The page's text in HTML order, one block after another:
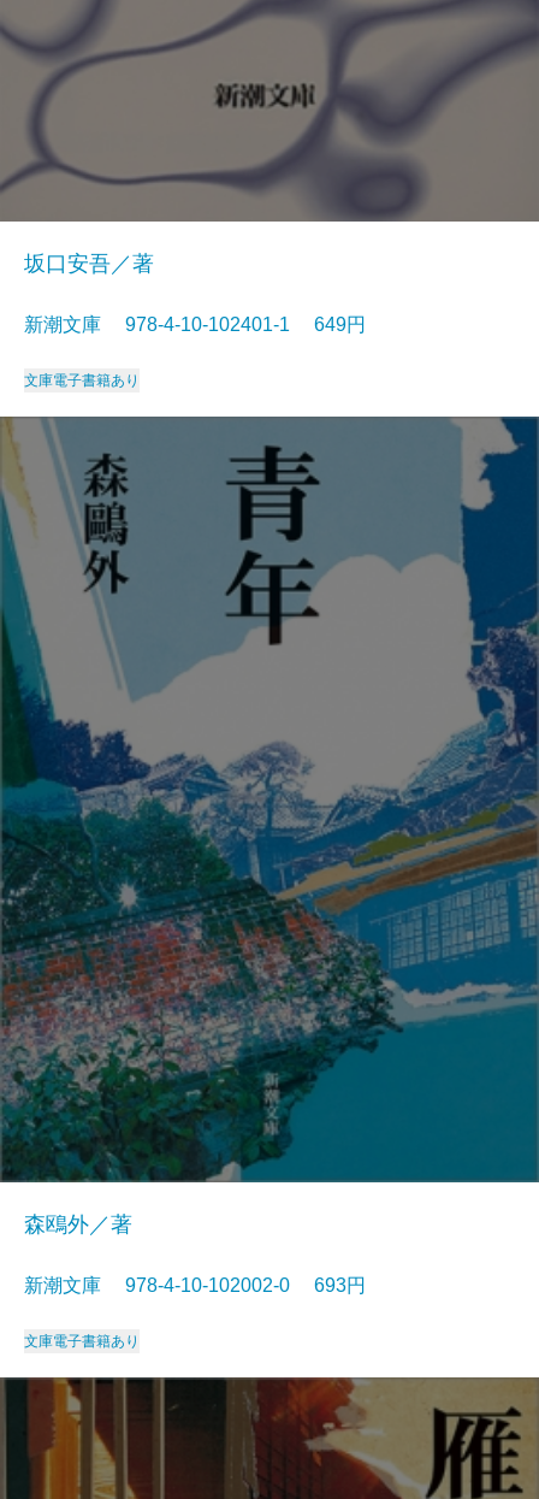
坂口安吾／著
新潮文庫 978-4-10-102401-1 649円
文庫電子書籍あり
森鴎外／著
新潮文庫 978-4-10-102002-0 693円
文庫電子書籍あり